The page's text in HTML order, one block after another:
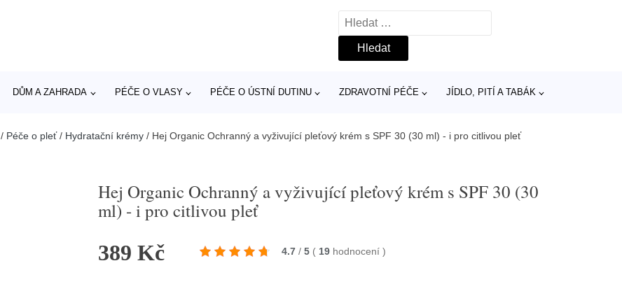
Vyhledávání
DŮM A ZAHRADA PÉČE O VLASY PÉČE O ÚSTNÍ DUTINU ZDRAVOTNÍ PÉČE JÍDLO, PITÍ A TABÁK
/ Péče o pleť/ Hydratační krémy / Hej Organic Ochranný a vyživující pleťový krém s SPF 30 (30 ml) - i pro citlivou pleť
Hej Organic Ochranný a vyživující pleťový krém s SPF 30 (30
ml) - i pro citlivou pleť
389 Kč 4.7 / 5 ( 19 hodnocení)